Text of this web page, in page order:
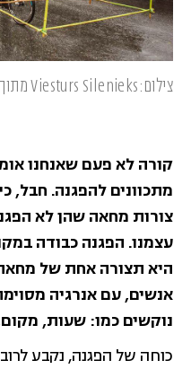
צילום:Viesturs Silenieks מתוך עמוד הפייסבוק: !Let's bike it
קורה לא פעם שאנחנו
מתכוונים להפגנה. חבל,
צורות מחאה שהן לא
עצמנו. הפגנה כבודה
היא תצורה אחת של
אנשים, עם אנרגיה
נוקשים כמו: שעות,
כוחה של הפגנה, נקבע